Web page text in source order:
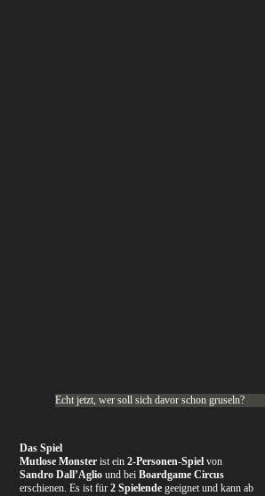
Echt jetzt, wer soll sich davor schon gruseln?
Das Spiel
Mutlose Monsterist ein2-Personen-Spiel von
Sandro Dall’Aglio und beiBoardgame Circus
erschienen. Es ist für2 Spielende geeignet und kann ab